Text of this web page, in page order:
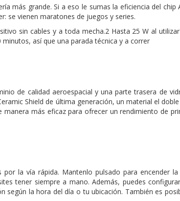
más grande. Si a eso le sumas la eficiencia del
se vienen maratones de juegos y series.
sin cables y a toda mecha.2 Hasta 25 W al
así que una parada técnica y a correr
de calidad aeroespacial y una parte trasera de
Shield de última generación, un material el
más eficaz para ofrecer un rendimiento de
la vía rápida. Mantenlo pulsado para encender
tener siempre a mano. Además, puedes
según la hora del día o tu ubicación. También es